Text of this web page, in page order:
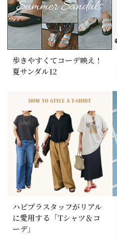
歩きやすくてコーデ映え！
夏サンダル12
ハピプラスタッフがリアル
に愛用する「Tシャツ＆コ
ーデ」